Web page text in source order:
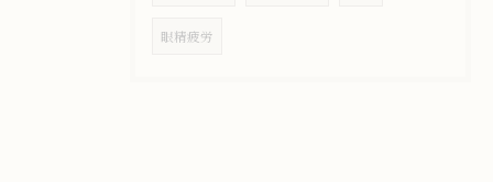
眼精疲労